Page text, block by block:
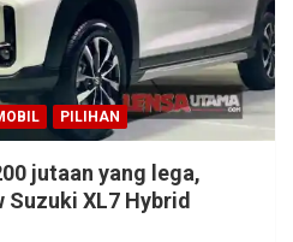
PILIHAN
jutaan yang lega,
XL7 Hybrid